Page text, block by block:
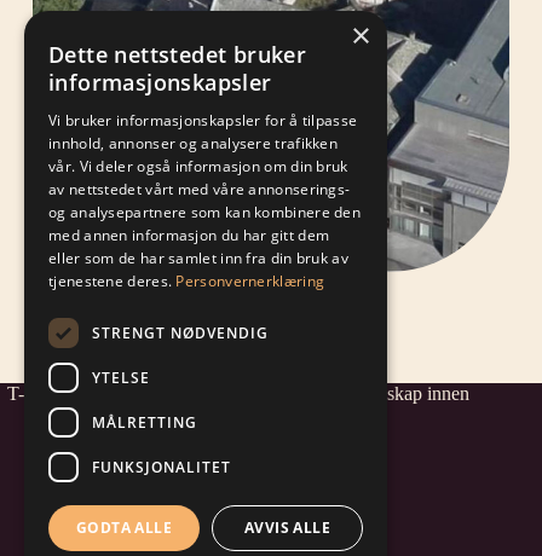
T-2 Prosjekt AS - et av Norges mest komplette selskap innen
samspill- og prosjektledelse.
+47 232 71 030
Adresse: Rådhusgata 4, 0151 Oslo
×
Dette nettstedet bruker
informasjonskapsler
Vi bruker informasjonskapsler for å tilpasse
innhold, annonser og analysere trafikken
vår. Vi deler også informasjon om din bruk
av nettstedet vårt med våre annonserings-
og analysepartnere som kan kombinere den
med annen informasjon du har gitt dem
eller som de har samlet inn fra din bruk av
tjenestene deres. Personvernerklæring
STRENGT NØDVENDIG
YTELSE
MÅLRETTING
FUNKSJONALITET
GODTA ALLE AVVIS ALLE